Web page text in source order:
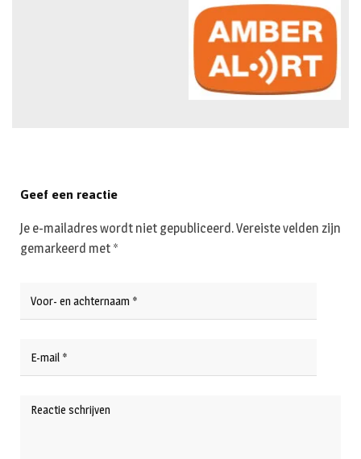
Geef een reactie
Je e-mailadres wordt niet gepubliceerd.Vereiste velden zijn
gemarkeerd met *